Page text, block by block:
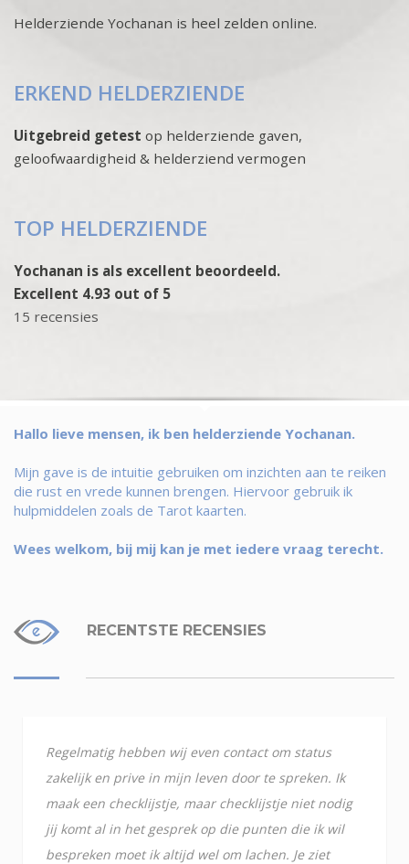
Helderziende Yochanan is heel zelden online.
ERKEND HELDERZIENDE
Uitgebreid getest op helderziende gaven,
geloofwaardigheid & helderziend vermogen
TOP HELDERZIENDE
Yochanan is als excellent beoordeeld.
Excellent 4.93 out of 5
15 recensies
Hallo lieve mensen, ik ben helderziende Yochanan.
Mijn gave is de intuitie gebruiken om inzichten aan te reiken
die rust en vrede kunnen brengen. Hiervoor gebruik ik
hulpmiddelen zoals de Tarot kaarten.
Wees welkom, bij mij kan je met iedere vraag terecht.
RECENTSTE RECENSIES
Regelmatig hebben wij even contact om status
zakelijk en prive in mijn leven door te spreken. Ik
maak een checklijstje, maar checklijstje niet nodig
jij komt al in het gesprek op die punten die ik wil
bespreken moet ik altijd wel om lachen. Je ziet